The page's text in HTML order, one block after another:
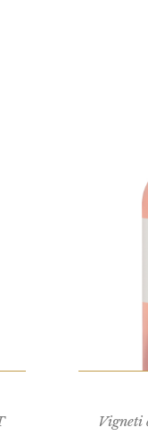
Vigneti